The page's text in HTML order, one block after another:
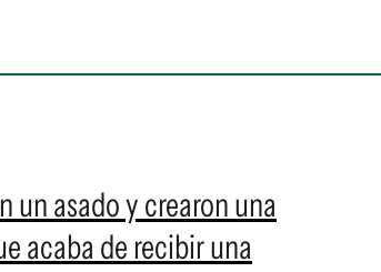
un asado y crearon una
acaba de recibir una